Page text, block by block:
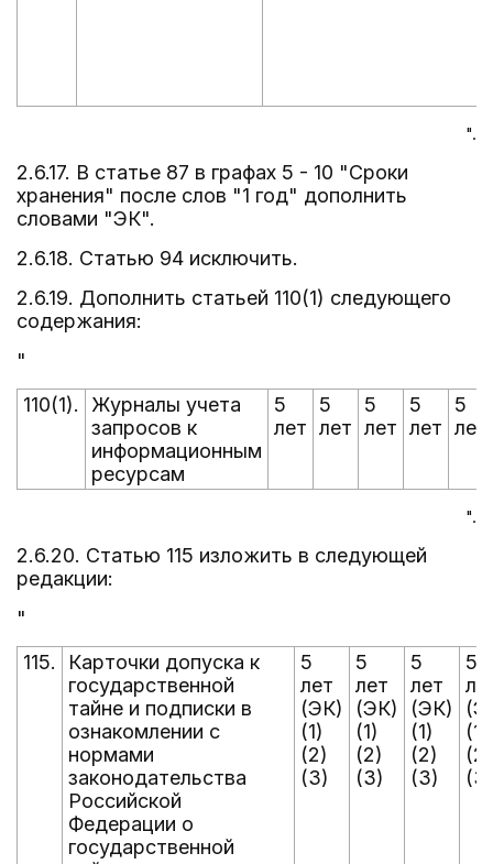
".
2.6.17. В статье 87 в графах 5 - 10 "Сроки
хранения" после слов "1 год" дополнить
словами "ЭК".
2.6.18. Статью 94 исключить.
2.6.19. Дополнить статьей 110(1) следующего
содержания:
"
110(1).
Журналы учета
запросов к
информационным
ресурсам
5
лет
5
лет
5
лет
5
лет
5
лет
".
2.6.20. Статью 115 изложить в следующей
редакции:
"
115.
Карточки допуска к
государственной
тайне и подписки в
ознакомлении с
нормами
законодательства
Российской
Федерации о
государственной
5
лет
(ЭК)
(1)
(2)
(3)
5
лет
(ЭК)
(1)
(2)
(3)
5
лет
(ЭК)
(1)
(2)
(3)
5
(1)
(2)
(3)